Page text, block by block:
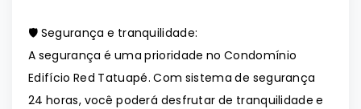
🛡️ Segurança e tranquilidade:
A segurança é uma prioridade no Condomínio
Edifício Red Tatuapé. Com sistema de segurança
24 horas, você poderá desfrutar de tranquilidade e